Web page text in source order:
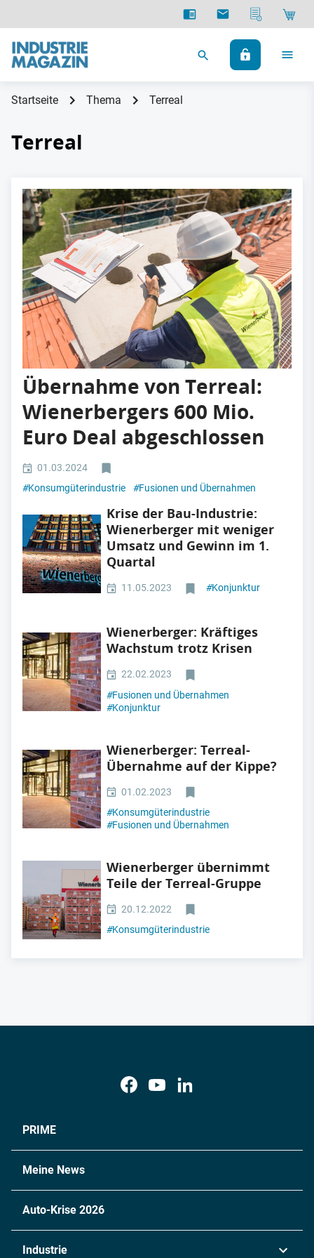
Startseite Thema Terreal
Terreal
Übernahme von Terreal:
Wienerbergers 600 Mio.
Euro Deal abgeschlossen
01.03.2024
#Konsumgüterindustrie #Fusionen und Übernahmen
Krise der Bau-Industrie:
Wienerberger mit weniger
Umsatz und Gewinn im 1.
Quartal
11.05.2023 #Konjunktur
Wienerberger: Kräftiges
Wachstum trotz Krisen
22.02.2023
#Fusionen und Übernahmen
#Konjunktur
Wienerberger: Terreal-
Übernahme auf der Kippe?
01.02.2023
#Konsumgüterindustrie
#Fusionen und Übernahmen
Wienerberger übernimmt
Teile der Terreal-Gruppe
20.12.2022
#Konsumgüterindustrie
PRIME
Meine News
Auto-Krise 2026
Industrie